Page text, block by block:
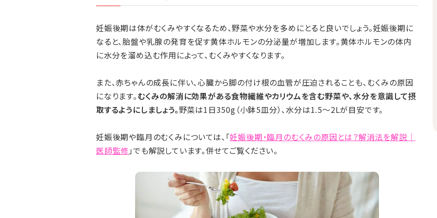
妊娠後期は体がむくみやすくなるため、野菜や水分を多めにとると良いでしょう。妊娠後期に
なると、胎盤や乳腺の発育を促す黄体ホルモンの分泌量が増加します。黄体ホルモンの体内
に水分を溜め込む作用によって、むくみやすくなります。
また、赤ちゃんの成長に伴い、心臓から脚の付け根の血管が圧迫されることも、むくみの原因
になります。むくみの解消に効果がある食物繊維やカリウムを含む野菜や、水分を意識して摂
取するようにしましょう。野菜は1日350g（小鉢5皿分）、水分は1.5～2Lが目安です。
妊娠後期や臨月のむくみについては、「妊娠後期・臨月のむくみの原因とは？解消法を解説｜
医師監修 」でも解説しています。併せてご覧ください。